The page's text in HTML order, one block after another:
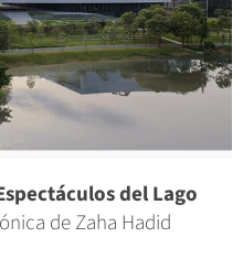
del Lago
de Zaha Hadid